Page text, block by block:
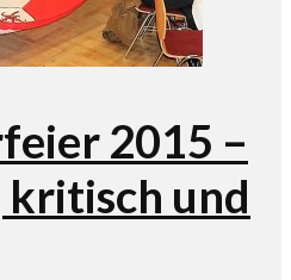
2015 –
kritisch und